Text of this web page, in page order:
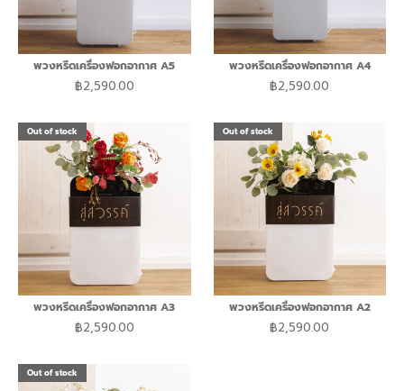
พวงหรีดเครื่องฟอกอากาศ A5
฿2,590.00
พวงหรีดเครื่องฟอกอากาศ A4
฿2,590.00
Out of stock
Out of stock
Out of stock
พวงหรีดเครื่องฟอกอากาศ A3
฿2,590.00
Out of stock
Out of stock
Out of stock
Out of stock
พวงหรีดเครื่องฟอกอากาศ A2
฿2,590.00
Out of stock
Out of stock
Out of stock
Out of stock
Out of stock